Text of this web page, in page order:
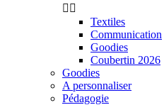
 
Textiles
Communication
Goodies
Coubertin 2026
Goodies
A personnaliser
Pédagogie